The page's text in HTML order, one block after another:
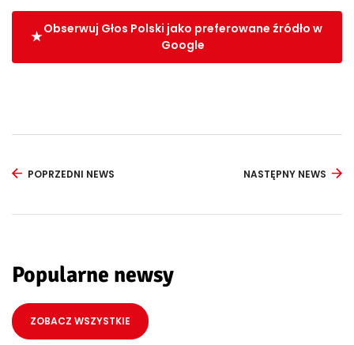
Obserwuj Głos Polski jako preferowane źródło w
Google
POPRZEDNI NEWS NASTĘPNY NEWS
Popularne newsy
ZOBACZ WSZYSTKIE